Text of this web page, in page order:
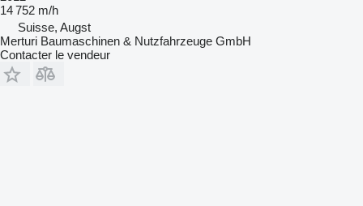
14 752 m/h
Suisse, Augst
Merturi Baumaschinen & Nutzfahrzeuge GmbH
Contacter le vendeur